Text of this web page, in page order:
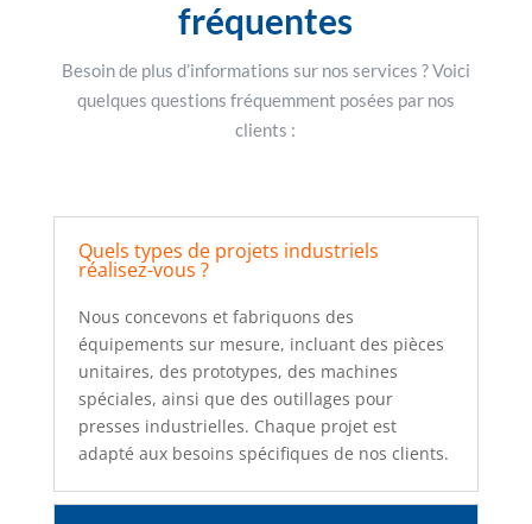
fréquentes
Besoin de plus d’informations sur nos services ? Voici
quelques questions fréquemment posées par nos
clients :
Quels types de projets industriels
réalisez-vous ?
Nous concevons et fabriquons des
équipements sur mesure, incluant des pièces
unitaires, des prototypes, des machines
spéciales, ainsi que des outillages pour
presses industrielles. Chaque projet est
adapté aux besoins spécifiques de nos clients.